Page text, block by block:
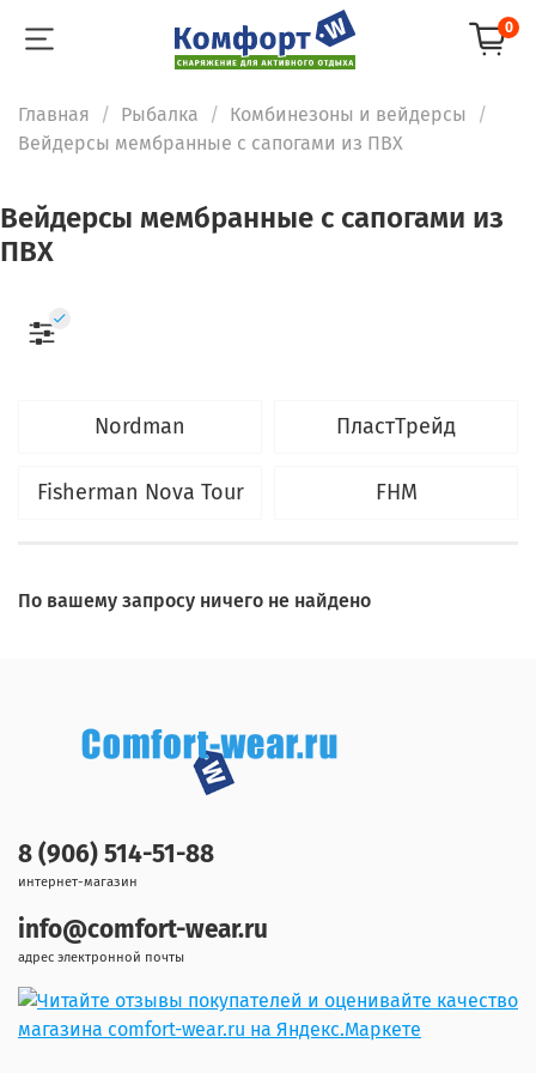
0
Главная Рыбалка
Комбинезоны и вейдерсы
Вейдерсы мембранные с сапогами из ПВХ
Вейдерсы мембранные с сапогами из
ПВХ
Nordman ПластТрейд
Fisherman Nova Tour FHM
По вашему запросу ничего не найдено
8 (906) 514-51-88
интернет-магазин
info@comfort-wear.ru
адрес электронной почты